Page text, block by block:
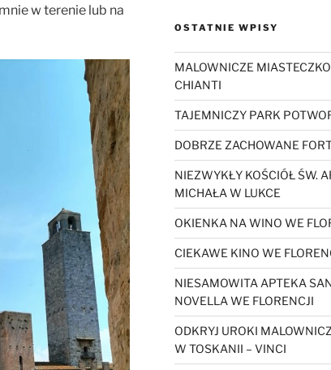
w terenie lub na
OSTATNIE WPISY
MALOWNICZE
CHIANTI
TAJEMNICZY PARK
DOBRZE ZACHOWANE
NIEZWYKŁY KOŚCIÓŁ ŚW.
MICHAŁA W LUKCE
OKIENKA NA WINO WE
CIEKAWE KINO WE
NIESAMOWITA APTEKA
NOVELLA WE FLORENCJI
ODKRYJ UROKI
W TOSKANII – VINCI